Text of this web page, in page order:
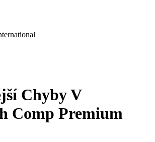
Chyby V
Comp Premium